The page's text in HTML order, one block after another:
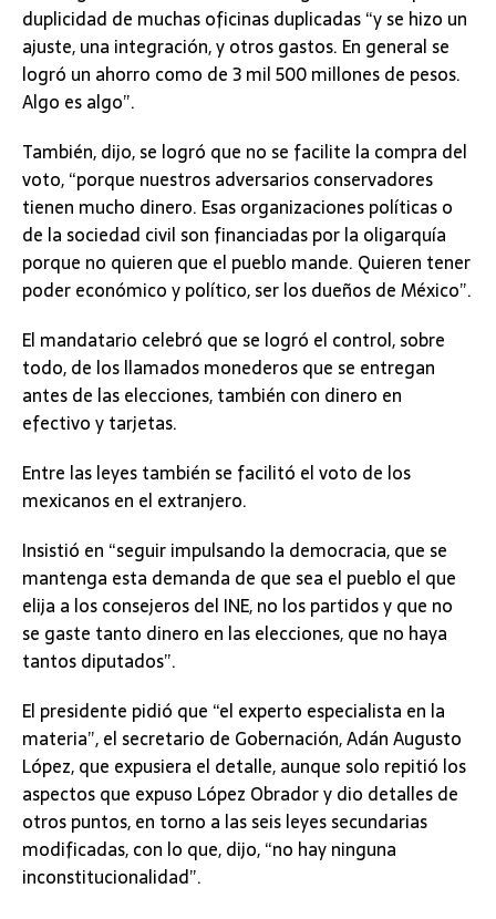
duplicidad de muchas oficinas duplicadas “y se hizo un
ajuste, una integración, y otros gastos. En general se
logró un ahorro como de 3 mil 500 millones de pesos.
Algo es algo”.
También, dijo, se logró que no se facilite la compra del
voto, “porque nuestros adversarios conservadores
tienen mucho dinero. Esas organizaciones políticas o
de la sociedad civil son financiadas por la oligarquía
porque no quieren que el pueblo mande. Quieren tener
poder económico y político, ser los dueños de México”.
El mandatario celebró que se logró el control, sobre
todo, de los llamados monederos que se entregan
antes de las elecciones, también con dinero en
efectivo y tarjetas.
Entre las leyes también se facilitó el voto de los
mexicanos en el extranjero.
Insistió en “seguir impulsando la democracia, que se
mantenga esta demanda de que sea el pueblo el que
elija a los consejeros del INE, no los partidos y que no
se gaste tanto dinero en las elecciones, que no haya
tantos diputados”.
El presidente pidió que “el experto especialista en la
materia”, el secretario de Gobernación, Adán Augusto
López, que expusiera el detalle, aunque solo repitió los
aspectos que expuso López Obrador y dio detalles de
otros puntos, en torno a las seis leyes secundarias
modificadas, con lo que, dijo, “no hay ninguna
inconstitucionalidad”.